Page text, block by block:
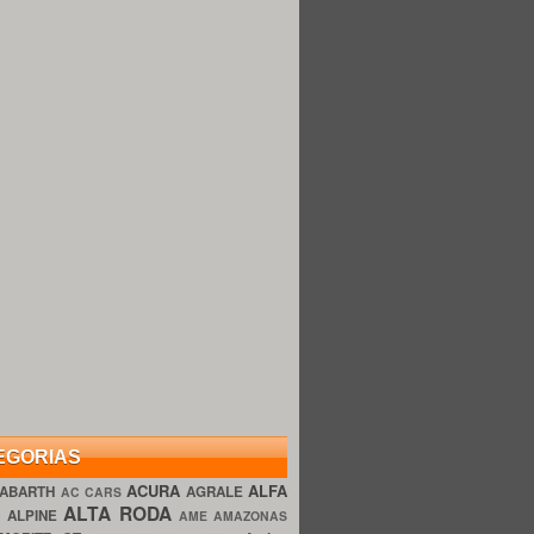
ABARTH AC CARS ACURA AGRALE ALFA
ALPINEALTA RODA AME AMAZONAS